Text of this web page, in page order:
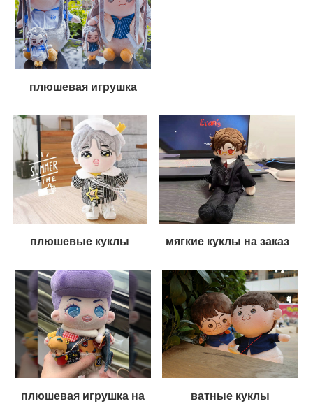
плюшевая игрушка
плюшевые куклы мягкие куклы на заказ
плюшевая игрушка на
ватные куклы